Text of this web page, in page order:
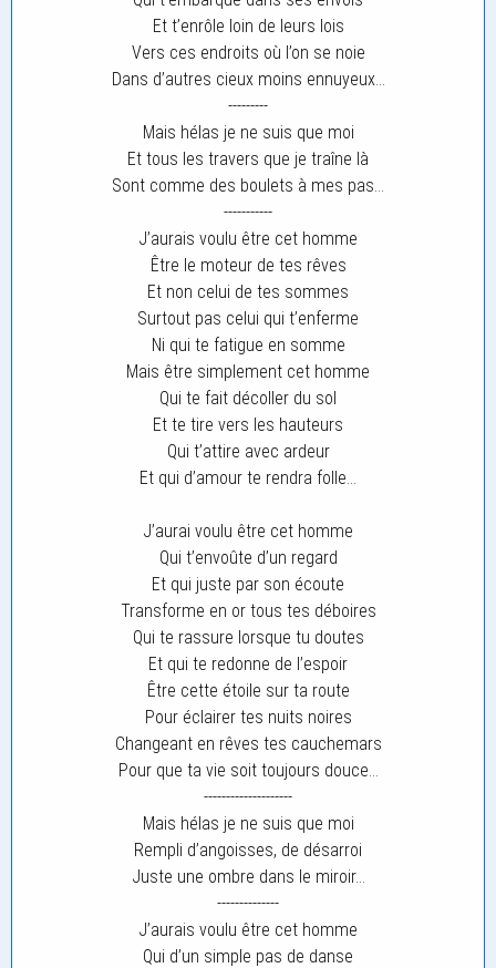
Et t’enrôle loin de leurs lois
Vers ces endroits où l’on se noie
Dans d’autres cieux moins ennuyeux…
---------
Mais hélas je ne suis que moi
Et tous les travers que je traîne là
Sont comme des boulets à mes pas…
-----------
J’aurais voulu être cet homme
Être le moteur de tes rêves
Et non celui de tes sommes
Surtout pas celui qui t’enferme
Ni qui te fatigue en somme
Mais être simplement cet homme
Qui te fait décoller du sol
Et te tire vers les hauteurs
Qui t’attire avec ardeur
Et qui d’amour te rendra folle…
J’aurai voulu être cet homme
Qui t’envoûte d’un regard
Et qui juste par son écoute
Transforme en or tous tes déboires
Qui te rassure lorsque tu doutes
Et qui te redonne de l’espoir
Être cette étoile sur ta route
Pour éclairer tes nuits noires
Changeant en rêves tes cauchemars
Pour que ta vie soit toujours douce…
--------------------
Mais hélas je ne suis que moi
Rempli d’angoisses, de désarroi
Juste une ombre dans le miroir…
--------------
J’aurais voulu être cet homme
Qui d’un simple pas de danse